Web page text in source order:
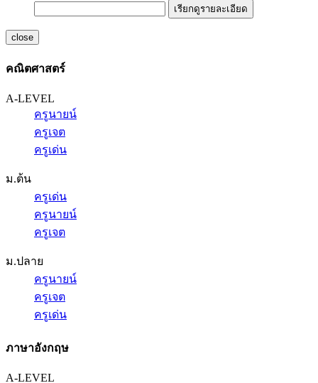
เรียกดูรายละเอียด
close
คณิตศาสตร์
A-LEVEL
ครูนายน์
ครูเจต
ครูเด่น
ม.ต้น
ครูเด่น
ครูนายน์
ครูเจต
ม.ปลาย
ครูนายน์
ครูเจต
ครูเด่น
ภาษาอังกฤษ
A-LEVEL